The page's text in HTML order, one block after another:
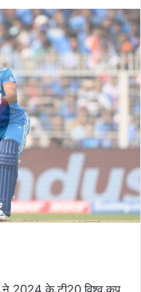
ने 2024 के टी20 विश्व कप